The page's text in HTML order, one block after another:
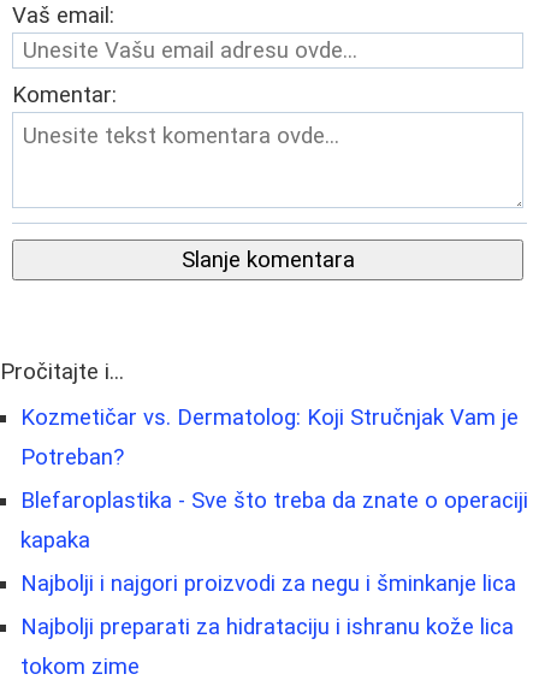
Vaš email:
Komentar:
Slanje komentara
Pročitajte i...
Kozmetičar vs. Dermatolog: Koji Stručnjak Vam je
Potreban?
Blefaroplastika - Sve što treba da znate o operaciji
kapaka
Najbolji i najgori proizvodi za negu i šminkanje lica
Najbolji preparati za hidrataciju i ishranu kože lica
tokom zime